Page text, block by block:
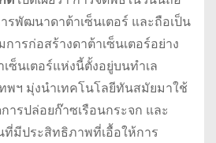
รพัฒนาดาต้าเซ็นเตอร์ และถือเป็น
ารก่อสร้างดาต้าเซ็นเตอร์อย่าง
ซ็นเตอร์แห่งนี้ตั้งอยู่บนทำเล
พฯ มุ่งนำเทคโนโลยีทันสมัยมาใช้
ารปล่อยก๊าซเรือนกระจก และ
ที่มีประสิทธิภาพที่เอื้อให้การ